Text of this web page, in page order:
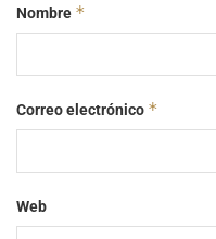
Nombre *
Correo electrónico *
Web